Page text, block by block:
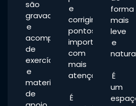
são
gravadas
e
acompanhadas
de
exercícios
e
materiais
de
e
corrigir
pontos
importantes
com
mais
atenção.
É
forma
mais
leve
e
natural.
É
um
espaço